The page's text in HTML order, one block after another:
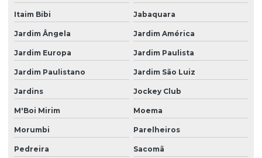
Empresa de serviços ambientais
Estudo de impacto ambiental
Estudo de impacto ambiental preço
Estudo de impacto ambiental em são paulo
Estudo de impacto de vizinhança eiv
Gerenciamento de resíduos
Gerenciamento de resíduos ambientais
Itaim Bibi Jabaquara
Jardim Ângela Jardim América
Jardim Europa Jardim Paulista
Jardim Paulistano Jardim São Luiz
Jardins Jockey Club
M'Boi Mirim Moema
Morumbi Parelheiros
Pedreira Sacomã